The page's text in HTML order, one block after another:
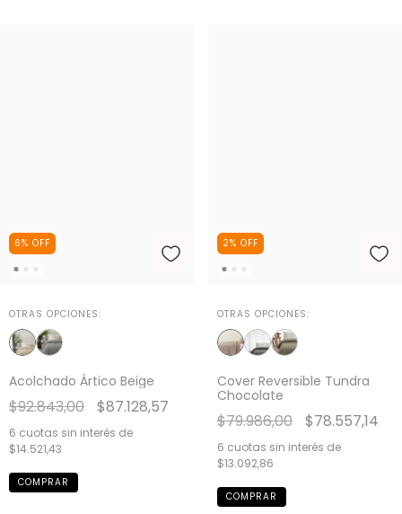
6% OFF
OTRAS OPCIONES:
Acolchado Ártico Beige
$92.843,00 $87.128,57
6 cuotas sin interés de
$14.521,43
COMPRAR
2% OFF
OTRAS OPCIONES:
Cover Reversible Tundra
Chocolate
$79.986,00 $78.557,14
6 cuotas sin interés de
$13.092,86
COMPRAR